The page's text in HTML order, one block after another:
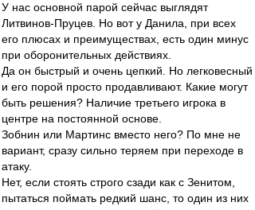
У нас основной парой сейчас выглядят
Литвинов-Пруцев. Но вот у Данила, при всех
его плюсах и преимуществах, есть один минус
при оборонительных действиях.
Да он быстрый и очень цепкий. Но легковесный
и его порой просто продавливают. Какие могут
быть решения? Наличие третьего игрока в
центре на постоянной основе.
Зобнин или Мартинс вместо него? По мне не
вариант, сразу сильно теряем при переходе в
атаку.
Нет, если стоять строго сзади как с Зенитом,
пытаться поймать редкий шанс, то один из них